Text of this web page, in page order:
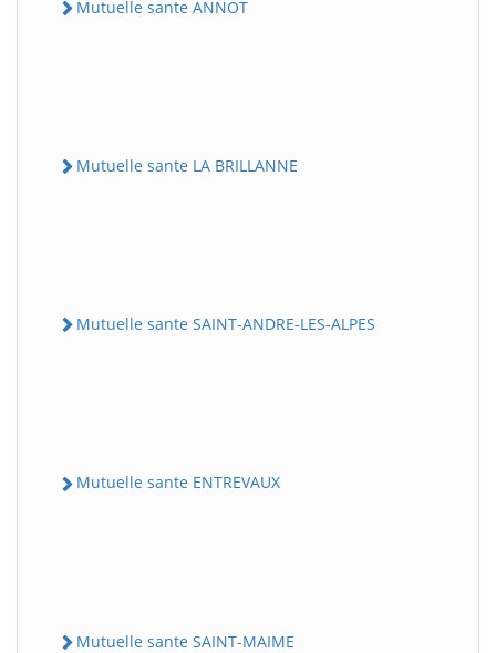
Mutuelle sante ANNOT
Mutuelle sante LA BRILLANNE
Mutuelle sante SAINT-ANDRE-LES-ALPES
Mutuelle sante ENTREVAUX
Mutuelle sante SAINT-MAIME